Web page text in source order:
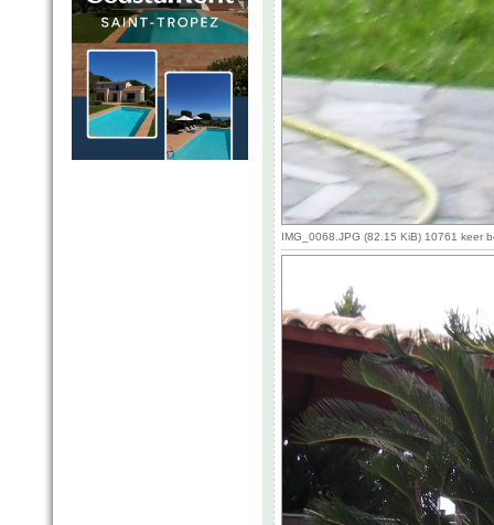
IMG_0068.JPG (82.15 KiB) 10761 keer